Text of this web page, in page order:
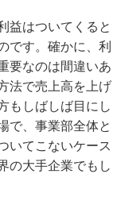
益はついてくると
です。確かに、利
要なのは間違いあ
法で売上高を上げ
もしばしば目にし
で、事業部全体と
いてこないケース
の大手企業でもし